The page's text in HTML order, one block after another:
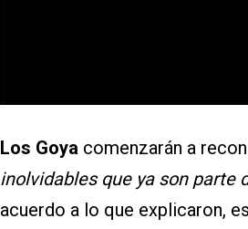
Los Goya comenzarán a
inolvidables que ya son parte
acuerdo a lo que explicaron,